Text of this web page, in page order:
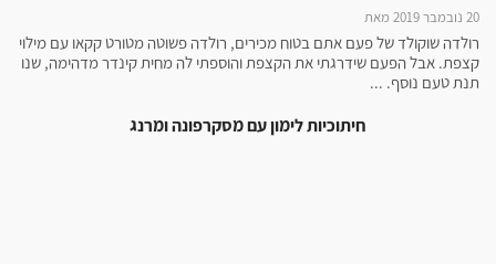
20 נובמבר 2019 מאת
רולדה שוקולד של פעם אתם בטוח מכירים, רולדה פשוטה מטורט קקאו עם מילוי
קצפת. אבל הפעם שידרגתי את הקצפת והוספתי לה מחית קינדר מדהימה, שנו
תנת טעם נוסף. ...
חיתוכיות לימון עם מסקרפונה ומרנג